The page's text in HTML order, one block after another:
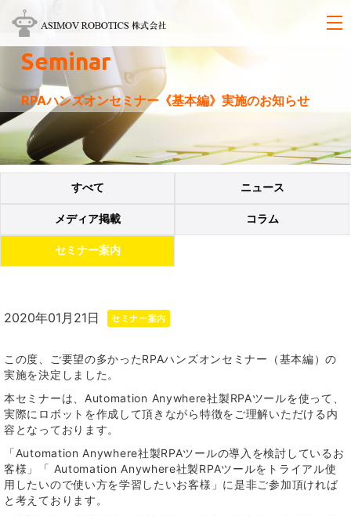
Seminar
RPAハンズオンセミナー《基本編》実施のお知らせ
すべて ニュース
メディア掲載 コラム
セミナー案内
2020年01月21日 セミナー案内
この度、ご要望の多かったRPAハンズオンセミナー（基本編）の
実施を決定しました。
本セミナーは、Automation Anywhere社製RPAツールを使って、
実際にロボットを作成して頂きながら特徴をご理解いただける内
容となっております。
「Automation Anywhere社製RPAツールの導入を検討しているお
客様」「 Automation Anywhere社製RPAツールをトライアル使
用したいので使い方を学習したいお客様」に是非ご参加頂ければ
と考えております。